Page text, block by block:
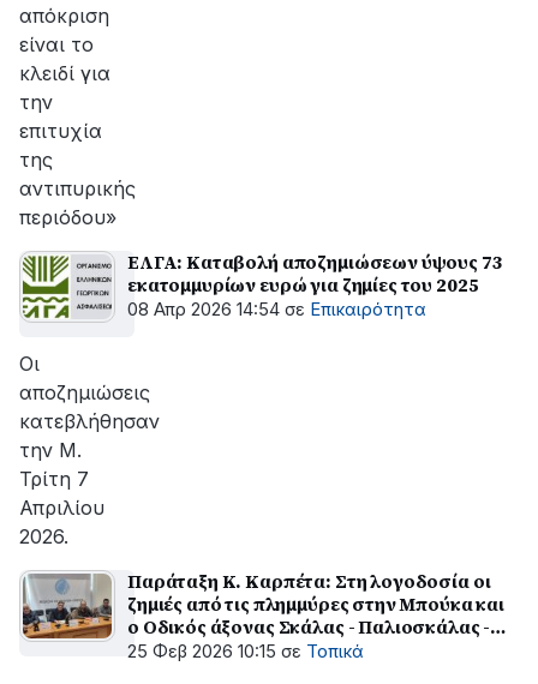
απόκριση
είναι το
κλειδί για
την
επιτυχία
της
αντιπυρικής
περιόδου»
ΕΛΓΑ: Καταβολή αποζημιώσεων ύψους 73
εκατομμυρίων ευρώ για ζημίες του 2025
08 Απρ 2026 14:54 σε Επικαιρότητα
Οι
αποζημιώσεις
κατεβλήθησαν
την Μ.
Τρίτη 7
Απριλίου
2026.
Παράταξη Κ. Καρπέτα: Στη λογοδοσία οι
ζημιές από τις πλημμύρες στην Μπούκα και
ο Οδικός άξονας Σκάλας - Παλιοσκάλας -
Νεοκάστρου
25 Φεβ 2026 10:15 σε Τοπικά